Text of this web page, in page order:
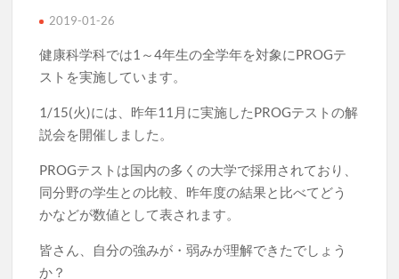
2019-01-26
健康科学科では1～4年生の全学年を対象にPROGテ
ストを実施しています。
1/15(火)には、昨年11月に実施したPROGテストの解
説会を開催しました。
PROGテストは国内の多くの大学で採用されており、
同分野の学生との比較、昨年度の結果と比べてどう
かなどが数値として表されます。
皆さん、自分の強みが・弱みが理解できたでしょう
か？